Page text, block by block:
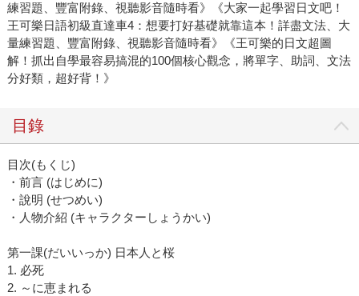
練習題、豐富附錄、視聽影音隨時看》《大家一起學習日文吧！
王可樂日語初級直達車4：想要打好基礎就靠這本！詳盡文法、大
量練習題、豐富附錄、視聽影音隨時看》《王可樂的日文超圖
解！抓出自學最容易搞混的100個核心觀念，將單字、助詞、文法
分好類，超好背！》
目錄
目次(もくじ)
・前言 (はじめに)
・說明 (せつめい)
・人物介紹 (キャラクターしょうかい)
第一課(だいいっか) 日本人と桜
1. 必死
2. ～に恵まれる